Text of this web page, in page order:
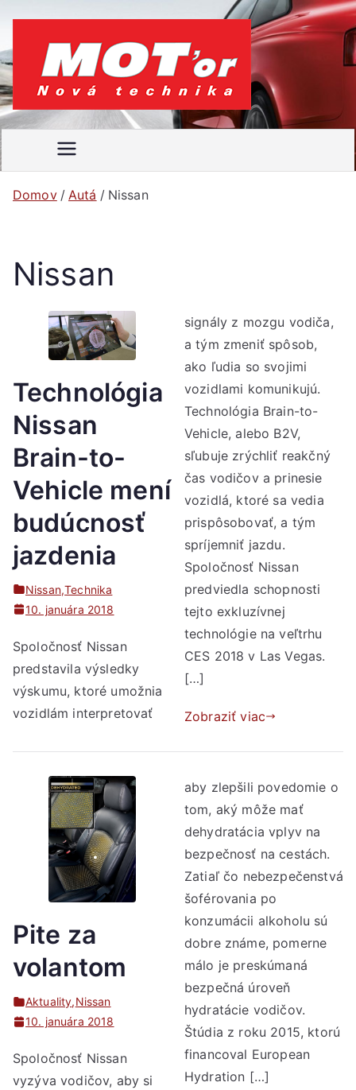
obsah
MOT'
or
Váš
motoristický
časopis
Domov Autá Nissan
Nissan
Technológia
Nissan
Brain-to-
Vehicle mení
budúcnosť
jazdenia
Nissan,Technika
10. januára 2018
Spoločnosť Nissan
predstavila výsledky
výskumu, ktoré umožnia
vozidlám interpretovať
signály z mozgu vodiča,
a tým zmeniť spôsob,
ako ľudia so svojimi
vozidlami komunikujú.
Technológia Brain-to-
Vehicle, alebo B2V,
sľubuje zrýchliť reakčný
čas vodičov a prinesie
vozidlá, ktoré sa vedia
prispôsobovať, a tým
spríjemniť jazdu.
Spoločnosť Nissan
predviedla schopnosti
tejto exkluzívnej
technológie na veľtrhu
CES 2018 v Las Vegas.
[…]
Zobraziť viac
Pite za
volantom
Aktuality,Nissan
10. januára 2018
Spoločnosť Nissan
vyzýva vodičov, aby si
aby zlepšili povedomie o
tom, aký môže mať
dehydratácia vplyv na
bezpečnosť na cestách.
Zatiaľ čo nebezpečenstvá
šoférovania po
konzumácii alkoholu sú
dobre známe, pomerne
málo je preskúmaná
bezpečná úroveň
hydratácie vodičov.
Štúdia z roku 2015, ktorú
financoval European
Hydration […]